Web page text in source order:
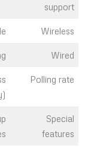
support
Wireless
Wired
Polling rate
Special
features